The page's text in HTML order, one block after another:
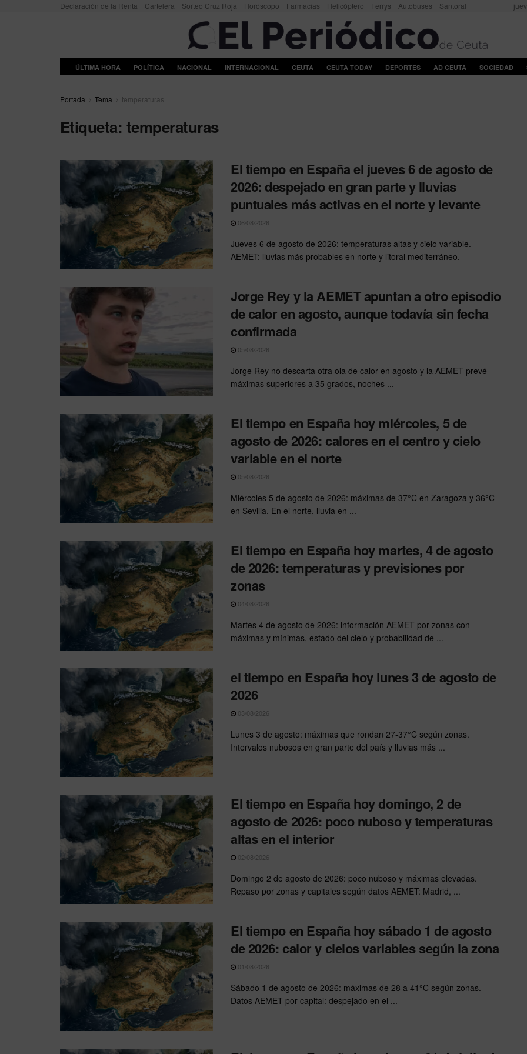
Declaración de la Renta Cartelera Sorteo Cruz Roja Horóscopo Farmacias Helicóptero Ferrys Autobuses Santoral
ÚLTIMA HORA POLÍTICA NACIONAL INTERNACIONAL CEUTA CEUTA TODAY DEPORTES AD CEUTA SOCIEDAD
Portada Tema temperaturas
Etiqueta: temperaturas
El tiempo en España el jueves 6 de agosto de
2026: despejado en gran parte y lluvias
puntuales más activas en el norte y levante
06/08/2026
Jueves 6 de agosto de 2026: temperaturas altas y cielo variable.
AEMET: lluvias más probables en norte y litoral mediterráneo.
Jorge Rey y la AEMET apuntan a otro episodio
de calor en agosto, aunque todavía sin fecha
confirmada
05/08/2026
Jorge Rey no descarta otra ola de calor en agosto y la AEMET prevé
máximas superiores a 35 grados, noches ...
El tiempo en España hoy miércoles, 5 de
agosto de 2026: calores en el centro y cielo
variable en el norte
05/08/2026
Miércoles 5 de agosto de 2026: máximas de 37°C en Zaragoza y 36°C
en Sevilla. En el norte, lluvia en ...
El tiempo en España hoy martes, 4 de agosto
de 2026: temperaturas y previsiones por
zonas
04/08/2026
Martes 4 de agosto de 2026: información AEMET por zonas con
máximas y mínimas, estado del cielo y probabilidad de ...
el tiempo en España hoy lunes 3 de agosto de
2026
03/08/2026
Lunes 3 de agosto: máximas que rondan 27-37°C según zonas.
Intervalos nubosos en gran parte del país y lluvias más ...
El tiempo en España hoy domingo, 2 de
agosto de 2026: poco nuboso y temperaturas
altas en el interior
02/08/2026
Domingo 2 de agosto de 2026: poco nuboso y máximas elevadas.
Repaso por zonas y capitales según datos AEMET: Madrid, ...
El tiempo en España hoy sábado 1 de agosto
de 2026: calor y cielos variables según la zona
01/08/2026
Sábado 1 de agosto de 2026: máximas de 28 a 41°C según zonas.
Datos AEMET por capital: despejado en el ...